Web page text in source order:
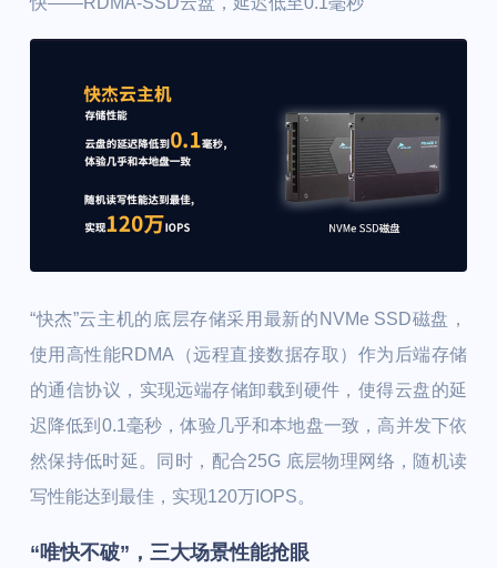
“快杰”云主机的底层存储采用最新的NVMe SSD磁盘，
使用高性能RDMA（远程直接数据存取）作为后端存储
的通信协议，实现远端存储卸载到硬件，使得云盘的延
迟降低到0.1毫秒，体验几乎和本地盘一致，高并发下依
然保持低时延。同时，配合25G 底层物理网络，随机读
写性能达到最佳，实现120万IOPS。
“唯快不破”，三大场景性能抢眼